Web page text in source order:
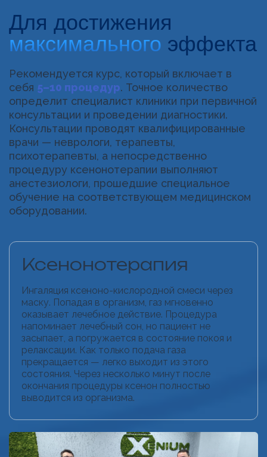
Для достижения
максимального эффекта
Рекомендуется курс, который включает в
себя 5–10 процедур. Точное количество
определит специалист клиники при первичной
консультации и проведении диагностики.
Консультации проводят квалифицированные
врачи — неврологи, терапевты,
психотерапевты, а непосредственно
процедуру ксенонотерапии выполняют
анестезиологи, прошедшие специальное
обучение на соответствующем медицинском
оборудовании.
Ксенонотерапия
Ингаляция ксеноно-кислородной смеси через
маску. Попадая в организм, газ мгновенно
оказывает лечебное действие. Процедура
напоминает лечебный сон, но пациент не
засыпает, а погружается в состояние покоя и
релаксации. Как только подача газа
прекращается — легко выходит из этого
состояния. Через несколько минут после
окончания процедуры ксенон полностью
выводится из организма.